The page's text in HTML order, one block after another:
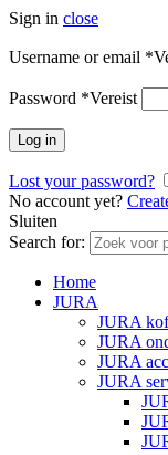
Sign in close
Username or email *
Password *Vereist
Log in
Lost your password?
No account yet?
Sluiten
Search for:
Home
JURA
JURA
JURA
JURA
JURA